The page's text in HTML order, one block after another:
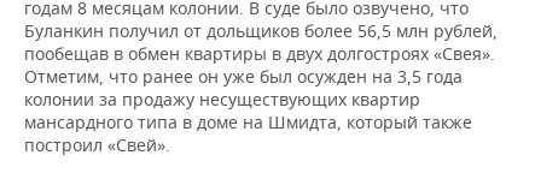
годам 8 месяцам колонии. В суде было озвучено, что
Буланкин получил от дольщиков более 56,5 млн рублей,
пообещав в обмен квартиры в двух долгостроях «Свея».
Отметим, что ранее он уже был осужден на 3,5 года
колонии за продажу несуществующих квартир
мансардного типа в доме на Шмидта, который также
построил «Свей».